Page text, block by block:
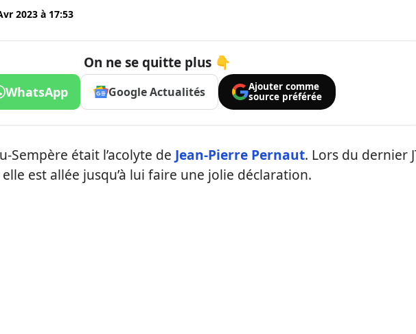
2023 à 17:53
On ne se quitte plus 👇
WhatsApp Google Actualités
Ajouter comme
source préférée
Sempère était l’acolyte de Jean-Pierre Pernaut. Lors du dernier
est allée jusqu’à lui faire une jolie déclaration.